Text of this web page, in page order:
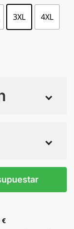
3XL 4XL
€